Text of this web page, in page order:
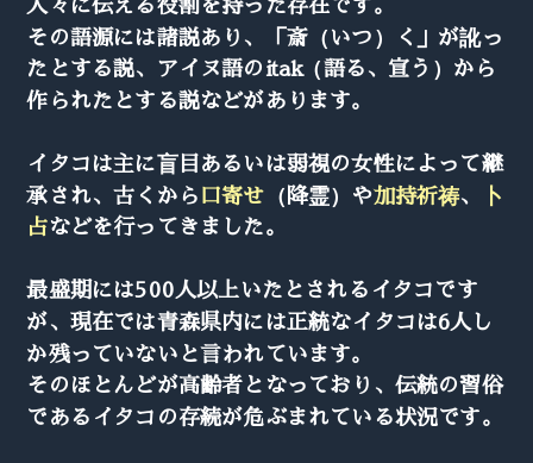
その語源には諸説あり、「斎（いつ）く」が訛っ
たとする説、アイヌ語のitak（語る、宣う）から
作られたとする説などがあります。
イタコは主に盲目あるいは弱視の女性によって継
承され、古くから口寄せ （降霊）や加持祈祷、
卜
占などを行ってきました。
最盛期には500人以上いたとされるイタコです
が、現在では青森県内には正統なイタコは6人し
か残っていないと言われています。
そのほとんどが高齢者となっており、伝統の習俗
であるイタコの存続が危ぶまれている状況です。